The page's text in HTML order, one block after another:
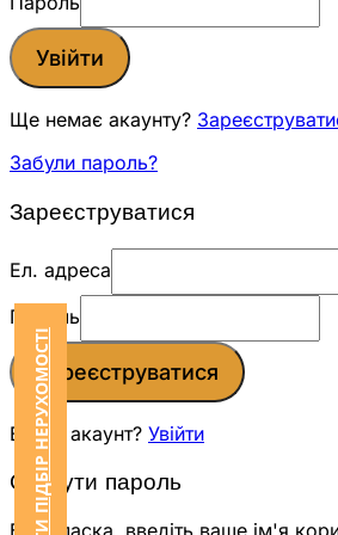
ЗАМОВИТИ ПІДБІР НЕРУХОМОСТІ
Увійти
Ще немає акаунту?
Забули пароль?
Зареєструватися
Ел. адреса
Пароль
Зареєструватися
Вже є акаунт? Увійти
Скинути пароль
Будь ласка, введіть ваше ім'я